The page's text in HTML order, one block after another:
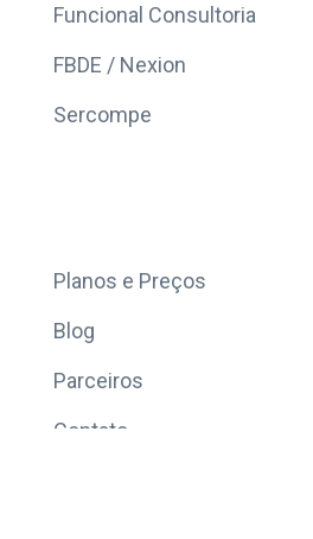
Funcional Consultoria
FBDE / Nexion
Sercompe
Planos e Preços
Blog
Parceiros
Contato